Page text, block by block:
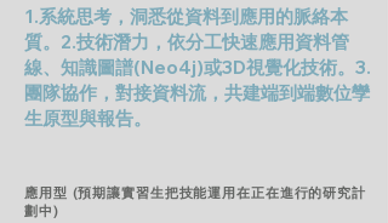
1.系統思考，洞悉從資料到應用的脈絡本
質。2.技術潛力，依分工快速應用資料管
線、知識圖譜(Neo4j)或3D視覺化技術。3.
團隊協作，對接資料流，共建端到端數位孿
生原型與報告。
應用型 (預期讓實習生把技能運用在正在進行的研究計
劃中)